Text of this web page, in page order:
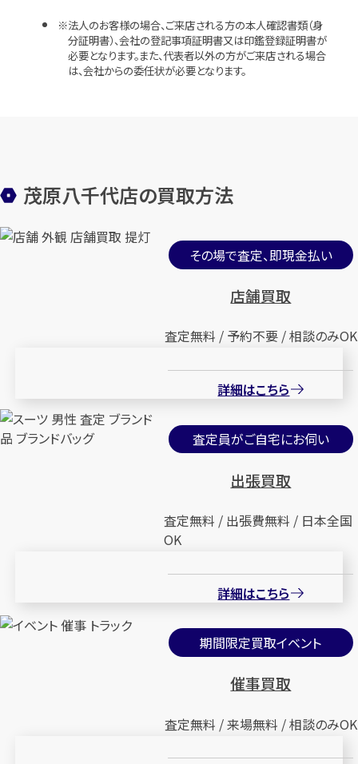
法人のお客様の場合、ご来店される方の本人確認書類（身
分証明書）、会社の登記事項証明書又は印鑑登録証明書が
必要となります。また、代表者以外の方がご来店される場合
は、会社からの委任状が必要となります。
茂原八千代店の買取方法
その場で査定、即現金払い
店舗買取
査定無料 / 予約不要 / 相談のみOK
詳細はこちら
査定員がご自宅にお伺い
出張買取
査定無料 / 出張費無料 / 日本全国
OK
詳細はこちら
期間限定買取イベント
催事買取
査定無料 / 来場無料 / 相談のみOK